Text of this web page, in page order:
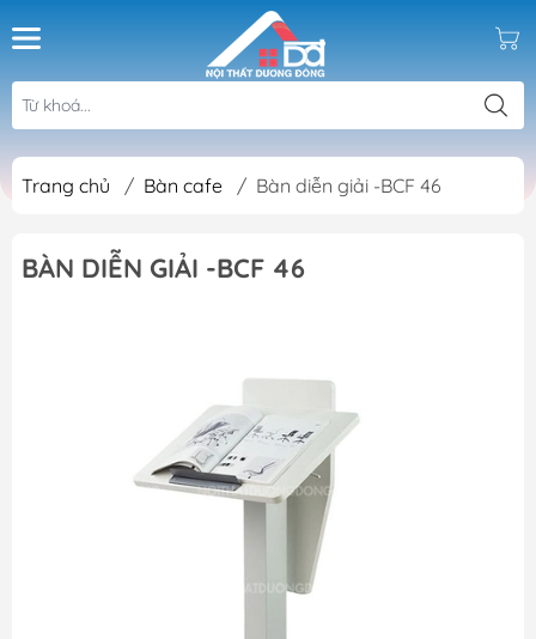
Trang chủ / Bàn cafe / Bàn diễn giải -BCF 46
BÀN DIỄN GIẢI -BCF 46